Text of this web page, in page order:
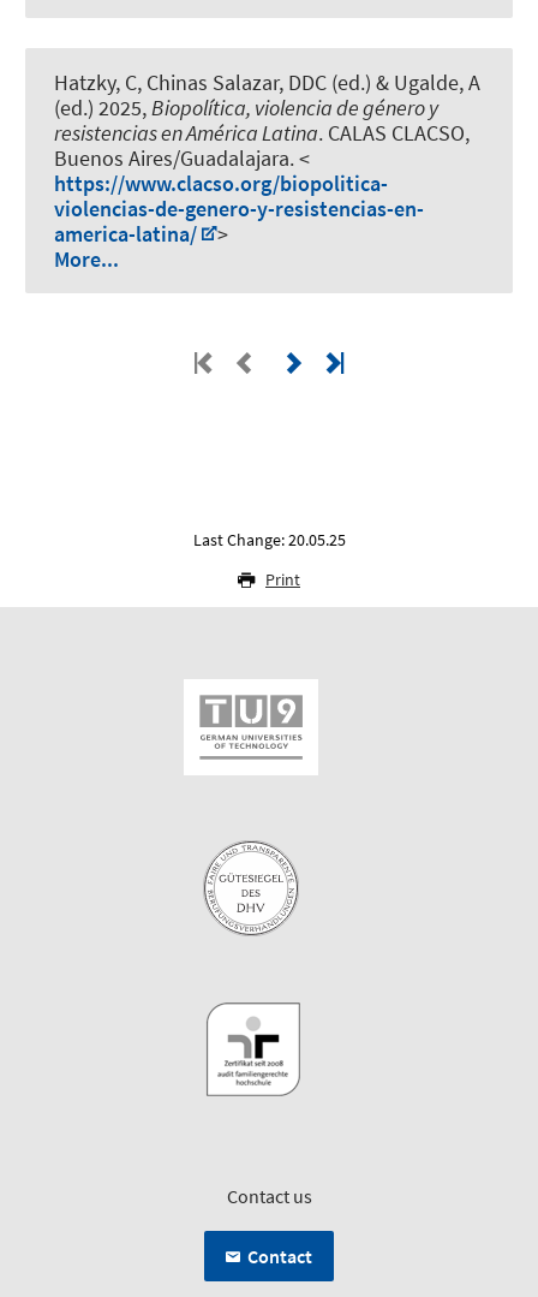
Hatzky, C, Chinas Salazar, DDC (ed.) & Ugalde, A
(ed.) 2025,Biopolítica, violencia de género y
resistencias en América Latina. CALAS CLACSO,
Buenos Aires/Guadalajara. <
https://www.clacso.org/biopolitica-
violencias-de-genero-y-resistencias-en-
america-latina/
>
More...
Last Change: 20.05.25
Print
Contact us
Contact